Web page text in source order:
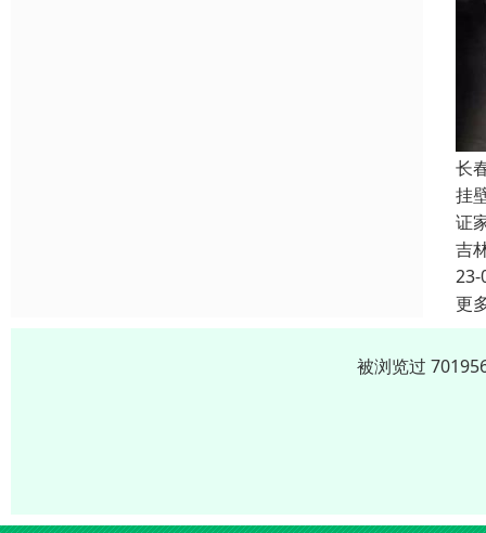
长
挂
证
吉
23-
更
被浏览过